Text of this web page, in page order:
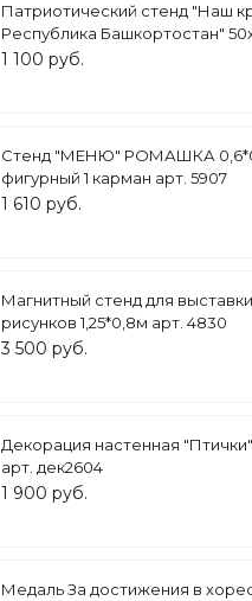
Патриотический стенд "Наш
Республика Башкортостан"
кармана А5 арт.П
1 100 руб.
Стенд "МЕНЮ" РОМАШКА
фигурный 1 карман арт. 5907
1 610 руб.
Магнитный стенд для выставки
рисунков 1,25*0,8м арт. 4830
3 500 руб.
Декорация настенная
арт. дек2604
1 900 руб.
Медаль За достижения в